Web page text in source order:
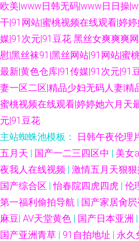
欧美|www日韩无码|www日日操
干|91网站|蜜桃视频在线观看|婷
媒|91次元|91豆花 黑丝女爽爽爽
慰|黑丝袜91|黑丝网站|91网站|蜜
最新|黄色仓库|91传媒|91次元|91
妻一区二区|精品少妇无码人妻|精
蜜桃视频在线观看|婷婷她六月天
元|91豆花
主站蜘蛛池模板：
日韩午夜伦理
五月天 | 国产一二三四区中 | 美女
夜我人在线视频 | 激情五月天狠
国产综合区 |怡春院四虎四虎 | 伦
第一福利偷拍导航 | 国产家居肏
麻豆| AV天堂黄色 | 国产日本亚洲 |
国产亚洲青草 | 91自拍地址 | 永久